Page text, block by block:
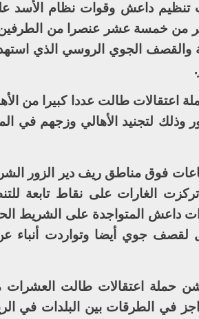
تنظيم داعش وقوات نظام الأسد
من خمسة عشر عنصرا من الطرفين
والقصف الجوي الروسي الذي
اعتقالات طالت عددا كبيرا من
لتجنيد الأهالي وزجهم في
فوق مناطق ريف دير الزور
الغارات على نقاط تابعة
داعش المتواجدة على الشريط
لقصف جوي أيضا وتواردت أنباء
اعتقالات طالت العشرات
في الطرقات بين البلدات في